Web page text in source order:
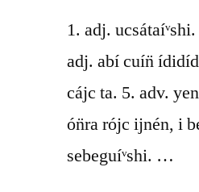
1. adj.
adj. abí cuín̈
cájc ta. 5. adv.
ón̈ra rójc ijnén, i
sebeguíᵛshi. …